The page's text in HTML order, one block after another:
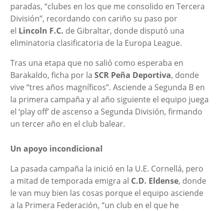
paradas, “clubes en los que me consolido en Tercera
División”, recordando con cariño su paso por
el Lincoln F.C. de Gibraltar, donde disputó una
eliminatoria clasificatoria de la Europa League.
Tras una etapa que no salió como esperaba en
Barakaldo, ficha por la SCR Peña Deportiva, donde
vive “tres años magníficos”. Asciende a Segunda B en
la primera campaña y al año siguiente el equipo juega
el ‘play off’ de ascenso a Segunda División, firmando
un tercer año en el club balear.
Un apoyo incondicional
La pasada campaña la inició en la U.E. Cornellá, pero
a mitad de temporada emigra al C.D. Eldense, donde
le van muy bien las cosas porque el equipo asciende
a la Primera Federación, “un club en el que he